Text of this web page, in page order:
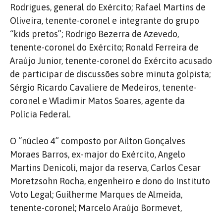
Rodrigues, general do Exército; Rafael Martins de
Oliveira, tenente-coronel e integrante do grupo
“kids pretos”; Rodrigo Bezerra de Azevedo,
tenente-coronel do Exército; Ronald Ferreira de
Araújo Junior, tenente-coronel do Exército acusado
de participar de discussões sobre minuta golpista;
Sérgio Ricardo Cavaliere de Medeiros, tenente-
coronel e Wladimir Matos Soares, agente da
Polícia Federal.
O “núcleo 4” composto por Ailton Gonçalves
Moraes Barros, ex-major do Exército, Angelo
Martins Denicoli, major da reserva, Carlos Cesar
Moretzsohn Rocha, engenheiro e dono do Instituto
Voto Legal; Guilherme Marques de Almeida,
tenente-coronel; Marcelo Araújo Bormevet,